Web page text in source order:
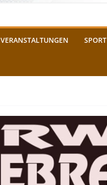
VERANSTALTUNGEN SPORT